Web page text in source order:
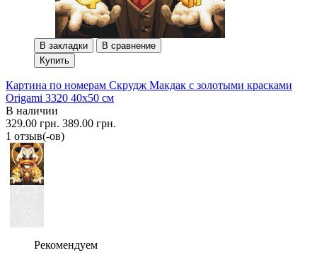
В закладки
В сравнение
Купить
Картина по номерам Скрудж Макдак с золотыми красками
Origami 3320 40x50 см
В наличии
329.00 грн. 389.00 грн.
1 отзыв(-ов)
Рекомендуем